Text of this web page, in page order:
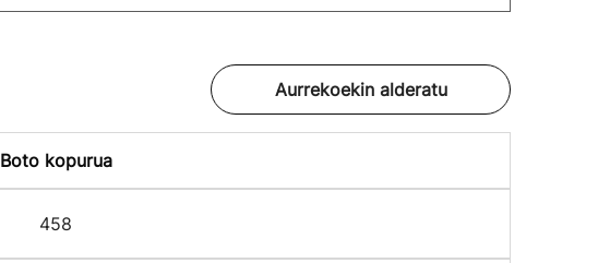
Aurrekoekin alderatu
Boto kopurua
458